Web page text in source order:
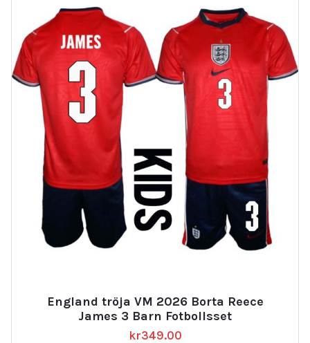
England tröja VM 2026 Borta Reece
James 3 Barn Fotbollsset
kr349.00